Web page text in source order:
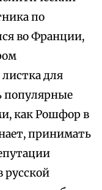
по
во Франции,
для
популярные
как Рошфор в
принимать
русской